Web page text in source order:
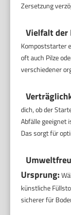
Zersetzung
Vielfalt der
Kompoststarter
oft auch Pilze
verschiedener
dich, ob der
Abfälle geeignet
Das sorgt für
Ursprung:
künstliche
sicherer für